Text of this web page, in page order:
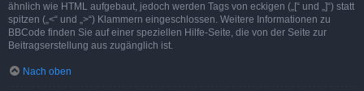
ähnlich wie HTML aufgebaut, jedoch werden Tags von eckigen („[“ und „]“) statt
spitzen („<“ und „>“) Klammern eingeschlossen. Weitere Informationen zu
BBCode finden Sie auf einer speziellen Hilfe-Seite, die von der Seite zur
Beitragserstellung aus zugänglich ist.
Nach oben